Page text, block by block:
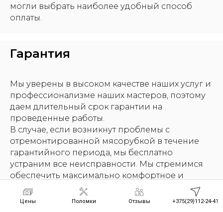
Цены Поломки Отзывы +375(29)112-24-41
могли выбрать наиболее удобный способ
оплаты.
Гарантия
Мы уверены в высоком качестве наших услуг и
профессионализме наших мастеров, поэтому
даем длительный срок гарантии на
проведенные работы.
В случае, если возникнут проблемы с
отремонтированной мясорубкой в течение
гарантийного периода, мы бесплатно
устраним все неисправности. Мы стремимся
обеспечить максимально комфортное и
надежное использование бытовой техники
наших клиентов, поэтому заботимся о том,